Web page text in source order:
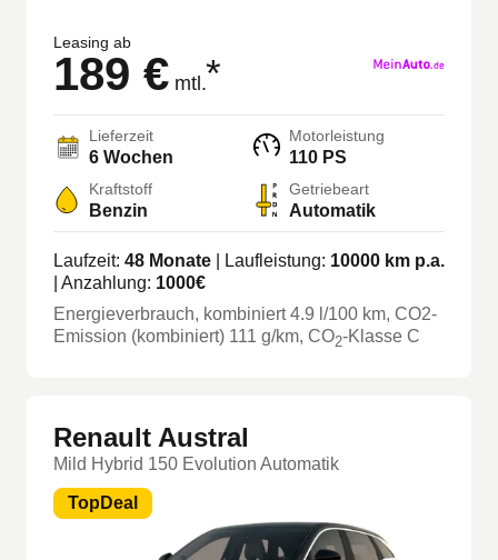
Leasing ab
189 € mtl.*
Lieferzeit
6 Wochen
Motorleistung
110 PS
Kraftstoff
Benzin
Getriebeart
Automatik
Laufzeit: 48 Monate | Laufleistung: 10000 km p.a.
| Anzahlung: 1000€
Energieverbrauch, kombiniert4.9 l/100 km, CO2-
Emission (kombiniert) 111 g/km, CO2-Klasse C
Renault Austral
Mild Hybrid 150 Evolution Automatik
TopDeal